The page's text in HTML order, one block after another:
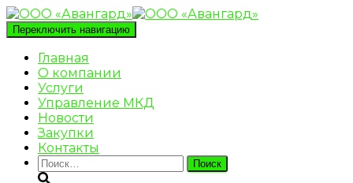
Переключить навигацию
Главная
О компании
Услуги
Управление МКД
Новости
Закупки
Контакты
Найти: